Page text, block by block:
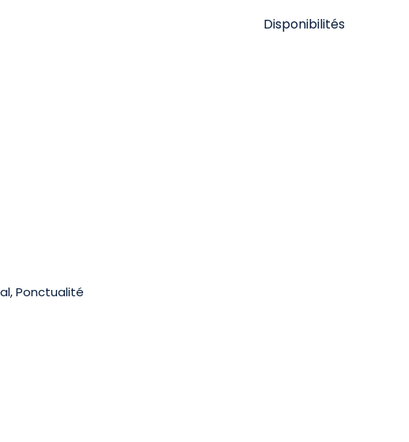
Disponibilités
Ponctualité